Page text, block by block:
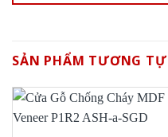
SẢN PHẨM TƯƠNG TỰ